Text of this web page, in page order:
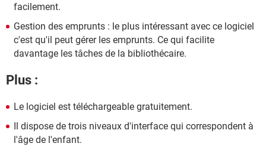
facilement.
Gestion des emprunts : le plus intéressant avec ce logiciel
c'est qu'il peut gérer les emprunts. Ce qui facilite
davantage les tâches de la bibliothécaire.
Plus :
Le logiciel est téléchargeable gratuitement.
Il dispose de trois niveaux d'interface qui correspondent à
l'âge de l'enfant.